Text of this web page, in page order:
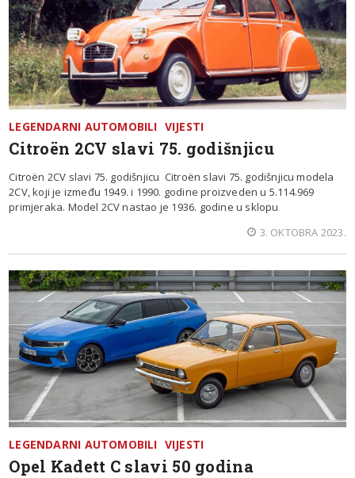
LEGENDARNI AUTOMOBILI VIJESTI
Citroën 2CV slavi 75. godišnjicu
Citroën 2CV slavi 75. godišnjicu Citroën slavi 75. godišnjicu modela
2CV, koji je između 1949. i 1990. godine proizveden u 5.114.969
primjeraka. Model 2CV nastao je 1936. godine u sklopu
3. OKTOBRA 2023.
LEGENDARNI AUTOMOBILI VIJESTI
Opel Kadett C slavi 50 godina